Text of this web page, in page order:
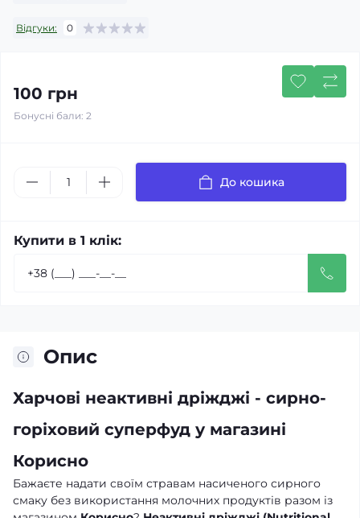
Відгуки: 0
100 грн
Бонусні бали: 2
До кошика
Купити в 1 клік:
Опис
Харчові неактивні дріжджі - сирно-
горіховий суперфуд у магазині
Корисно
Бажаєте надати своїм стравам насиченого сирного
смаку без використання молочних продуктів разом із